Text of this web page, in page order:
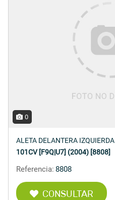
0
ALETA DELANTERA IZQUIERDA
101CV [F9Q|U7] (2004) [8808]
Referencia: 8808
CONSULTAR